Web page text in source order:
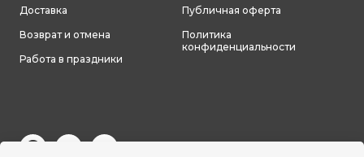
Доставка
Возврат и отмена
Работа в праздники
Публичная оферта
Политика
конфиденциальности